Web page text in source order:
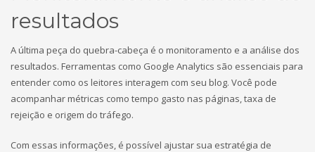
resultados
A última peça do quebra-cabeça é o monitoramento e a análise dos
resultados. Ferramentas como Google Analytics são essenciais para
entender como os leitores interagem com seu blog. Você pode
acompanhar métricas como tempo gasto nas páginas, taxa de
rejeição e origem do tráfego.
Com essas informações, é possível ajustar sua estratégia de